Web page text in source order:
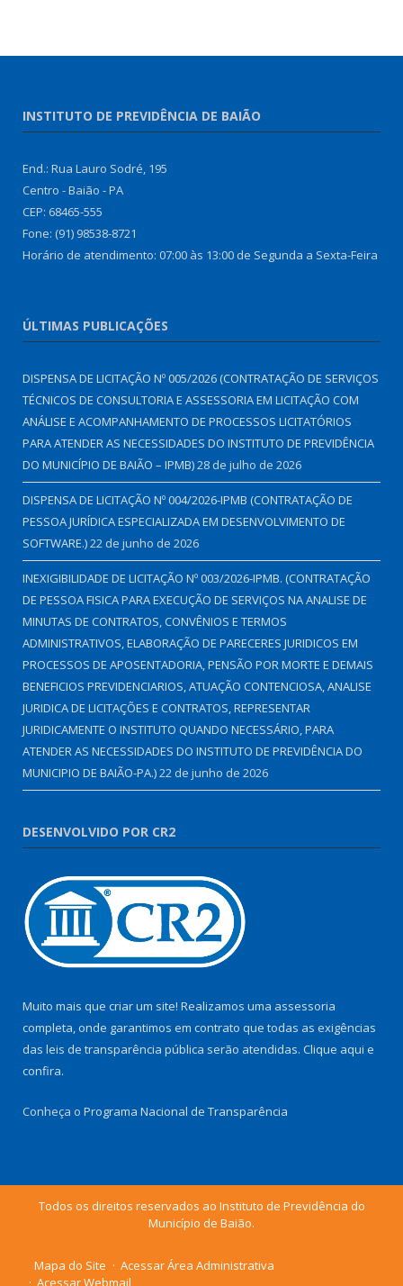
INSTITUTO DE PREVIDÊNCIA DE BAIÃO
End.: Rua Lauro Sodré, 195
Centro - Baião - PA
CEP: 68465-555
Fone: (91) 98538-8721
Horário de atendimento: 07:00 às 13:00 de Segunda a Sexta-Feira
ÚLTIMAS PUBLICAÇÕES
DISPENSA DE LICITAÇÃO Nº 005/2026 (CONTRATAÇÃO DE SERVIÇOS
TÉCNICOS DE CONSULTORIA E ASSESSORIA EM LICITAÇÃO COM
ANÁLISE E ACOMPANHAMENTO DE PROCESSOS LICITATÓRIOS
PARA ATENDER AS NECESSIDADES DO INSTITUTO DE PREVIDÊNCIA
DO MUNICÍPIO DE BAIÃO – IPMB)28 de julho de 2026
DISPENSA DE LICITAÇÃO Nº 004/2026-IPMB (CONTRATAÇÃO DE
PESSOA JURÍDICA ESPECIALIZADA EM DESENVOLVIMENTO DE
SOFTWARE.)22 de junho de 2026
INEXIGIBILIDADE DE LICITAÇÃO Nº 003/2026-IPMB. (CONTRATAÇÃO
DE PESSOA FISICA PARA EXECUÇÃO DE SERVIÇOS NA ANALISE DE
MINUTAS DE CONTRATOS, CONVÊNIOS E TERMOS
ADMINISTRATIVOS, ELABORAÇÃO DE PARECERES JURIDICOS EM
PROCESSOS DE APOSENTADORIA, PENSÃO POR MORTE E DEMAIS
BENEFICIOS PREVIDENCIARIOS, ATUAÇÃO CONTENCIOSA, ANALISE
JURIDICA DE LICITAÇÕES E CONTRATOS, REPRESENTAR
JURIDICAMENTE O INSTITUTO QUANDO NECESSÁRIO, PARA
ATENDER AS NECESSIDADES DO INSTITUTO DE PREVIDÊNCIA DO
MUNICIPIO DE BAIÃO-PA.)22 de junho de 2026
DESENVOLVIDO POR CR2
Muito mais que criar um site! Realizamos uma assessoria
completa, onde garantimos em contrato que todas as exigências
das leis de transparência pública serão atendidas. Clique aqui e
confira.
Conheça o Programa Nacional de Transparência
Todos os direitos reservados ao Instituto de Previdência do
Município de Baião.
Mapa do Site
Acessar Área Administrativa
Acessar Webmail